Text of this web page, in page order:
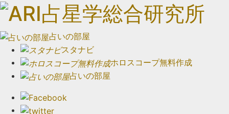
占いの部屋
スタナビ
ホロスコープ無料作成
占いの部屋